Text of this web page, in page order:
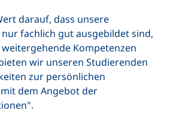
darauf, dass unsere
fachlich gut ausgebildet sind,
Kompetenzen
wir unseren Studierenden
zur persönlichen
dem Angebot der